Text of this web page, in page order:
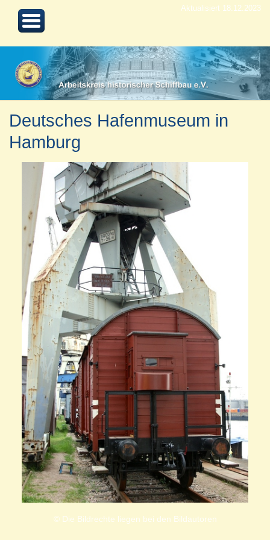
Aktualisiert 18.12.2023
Deutsches Hafenmuseum in
Hamburg
© Die Bildrechte liegen bei den Bildautoren